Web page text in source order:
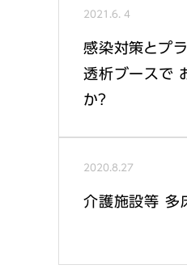
2021. 6. 4
感染対策とプ
透析ブースで
か？
2020. 8.27
介護施設等 多